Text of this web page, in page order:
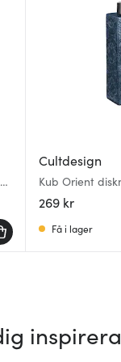
Cultdesign
Kub Orient
cm midnattsblå
269 kr
Få i lager